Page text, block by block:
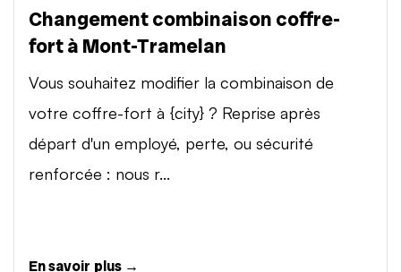
Changement combinaison coffre-
fort à Mont-Tramelan
Vous souhaitez modifier la combinaison de
votre coffre-fort à {city} ? Reprise après
départ d'un employé, perte, ou sécurité
renforcée : nous r...
En savoir plus →